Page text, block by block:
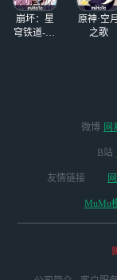
多，因
跟我
崩坏：星
穹铁道-4.4
原神·空月
之歌
微博 网
B站
友情链接
MuMu